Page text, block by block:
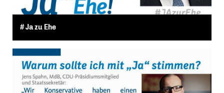
# Ja zu Ehe